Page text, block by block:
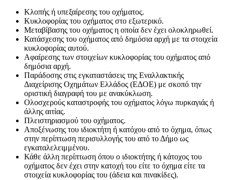
Κλοπής ή υπεξαίρεσης του οχήματος.
Κυκλοφορίας του οχήματος στο εξωτερικό.
Μεταβίβασης του οχήματος η οποία δεν έχει ολοκληρωθεί.
Κατάσχεσης του οχήματος από δημόσια αρχή με τα στοιχεία
κυκλοφορίας αυτού.
Αφαίρεσης των στοιχείων κυκλοφορίας του οχήματος από
δημόσια αρχή.
Παράδοσης στις εγκαταστάσεις της Εναλλακτικής
Διαχείρισης Οχημάτων Ελλάδος (ΕΔΟΕ) με σκοπό την
οριστική διαγραφή του με ανακύκλωση.
Ολοσχερούς καταστροφής του οχήματος λόγω πυρκαγιάς ή
άλλης αιτίας.
Πλειστηριασμού του οχήματος.
Αποξένωσης του ιδιοκτήτη ή κατόχου από το όχημα, όπως
στην περίπτωση περισυλλογής του από το Δήμο ως
εγκαταλελειμμένου.
Κάθε άλλη περίπτωση όπου ο ιδιοκτήτης ή κάτοχος του
οχήματος δεν έχει στην κατοχή του είτε το όχημα είτε τα
στοιχεία κυκλοφορίας του (άδεια και πινακίδες).